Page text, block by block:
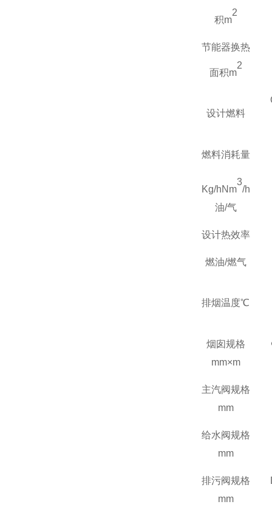
积m
2
节能器换热
面积m
2
设计燃料
燃料消耗量
Kg/hNm
3
/h
油/气
设计热效率
燃油/燃气
排烟温度℃
烟囱规格
mm×m
主汽阀规格
mm
给水阀规格
mm
排污阀规格
mm